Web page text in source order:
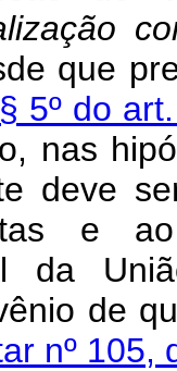
que
§ 5º do
nas
deve
e
da
de
nº 105,